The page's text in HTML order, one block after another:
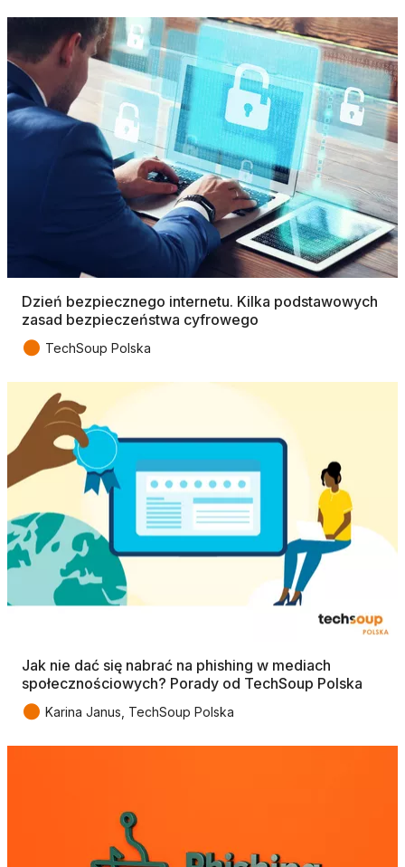
Dzień bezpiecznego internetu. Kilka podstawowych
zasad bezpieczeństwa cyfrowego
● TechSoup Polska
Jak nie dać się nabrać na phishing w mediach
społecznościowych? Porady od TechSoup Polska
● Karina Janus, TechSoup Polska